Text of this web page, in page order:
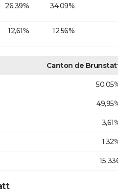
26,39% 34,09%
12,61% 12,56%
Canton de
15